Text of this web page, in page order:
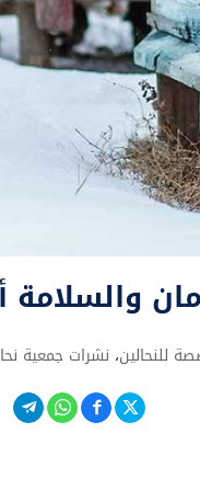
والسلامة
للنحالين، نشرات جمعية